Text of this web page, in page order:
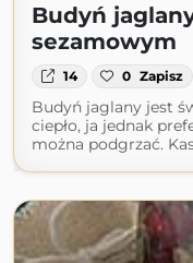
Budyń
sezamowym
14 0 Zapisz
Budyń jaglany jest
ciepło, ja jednak
można podgrzać.